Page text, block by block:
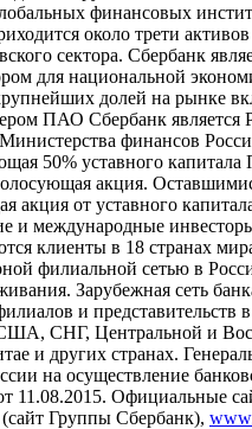
финансовых
около трети активов
сектора. Сбербанк
для национальной
долей на рынке
ПАО Сбербанк является
финансов
50% уставного
акция.
акция от уставного
и международные
клиенты в 18 странах
филиальной сетью в
Зарубежная сеть
и представительств в
СНГ, Центральной и
и других странах.
на осуществление
11.08.2015. Официальные
Группы Сбербанк),